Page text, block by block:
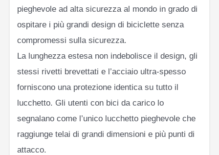
pieghevole ad alta sicurezza al mondo in grado di
ospitare i più grandi design di biciclette senza
compromessi sulla sicurezza.
La lunghezza estesa non indebolisce il design, gli
stessi rivetti brevettati e l’acciaio ultra-spesso
forniscono una protezione identica su tutto il
lucchetto. Gli utenti con bici da carico lo
segnalano come l’unico lucchetto pieghevole che
raggiunge telai di grandi dimensioni e più punti di
attacco.